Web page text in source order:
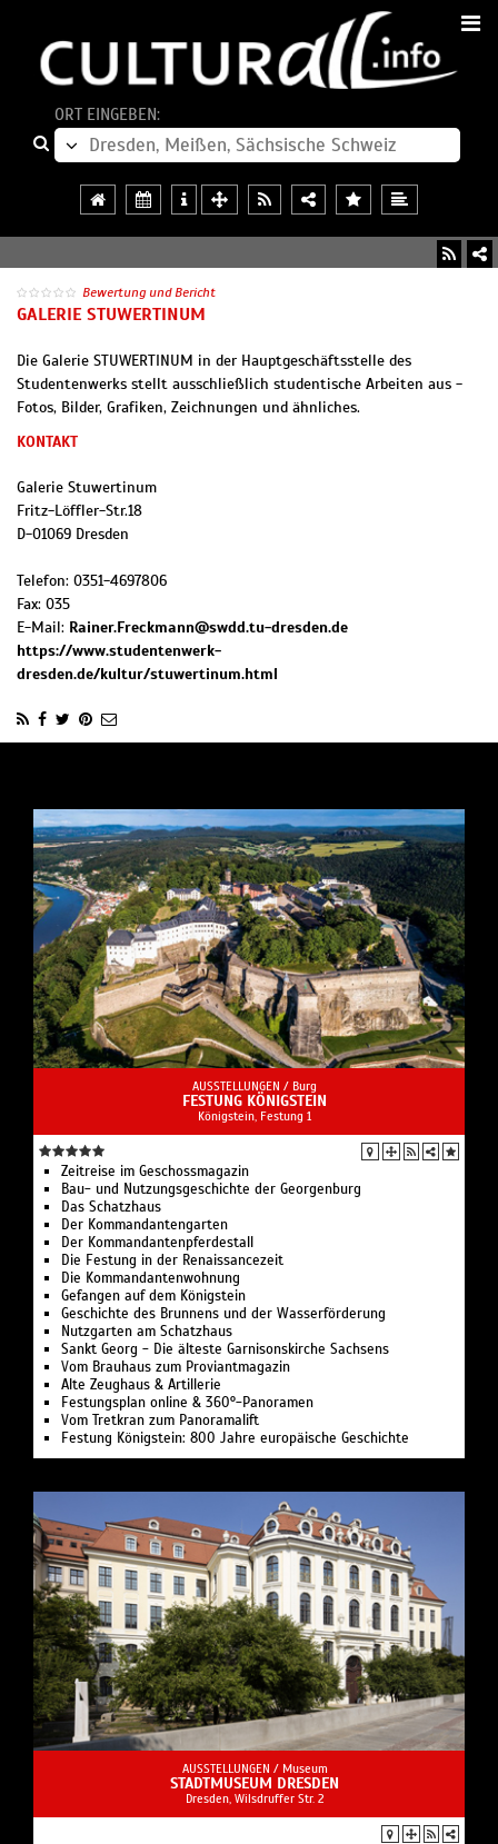
ORT EINGEBEN:
Bewertung und Bericht
GALERIE STUWERTINUM
Die Galerie STUWERTINUM in der Hauptgeschäftsstelle des
Studentenwerks stellt ausschließlich studentische Arbeiten aus -
Fotos, Bilder, Grafiken, Zeichnungen und ähnliches.
KONTAKT
Galerie Stuwertinum
Fritz-Löffler-Str.18
D-01069 Dresden
Telefon: 0351-4697806
Fax: 035
E-Mail: Rainer.Freckmann@swdd.tu-dresden.de
https://www.studentenwerk-
dresden.de/kultur/stuwertinum.html
AUSSTELLUNGEN / Burg
FESTUNG KÖNIGSTEIN
Königstein, Festung 1
Zeitreise im Geschossmagazin
Bau- und Nutzungsgeschichte der Georgenburg
Das Schatzhaus
Der Kommandantengarten
Der Kommandantenpferdestall
Die Festung in der Renaissancezeit
Die Kommandantenwohnung
Gefangen auf dem Königstein
Geschichte des Brunnens und der Wasserförderung
Nutzgarten am Schatzhaus
Sankt Georg - Die älteste Garnisonskirche Sachsens
Vom Brauhaus zum Proviantmagazin
Alte Zeughaus & Artillerie
Festungsplan online & 360°-Panoramen
Vom Tretkran zum Panoramalift
Festung Königstein: 800 Jahre europäische Geschichte
AUSSTELLUNGEN / Museum
STADTMUSEUM DRESDEN
Dresden, Wilsdruffer Str. 2